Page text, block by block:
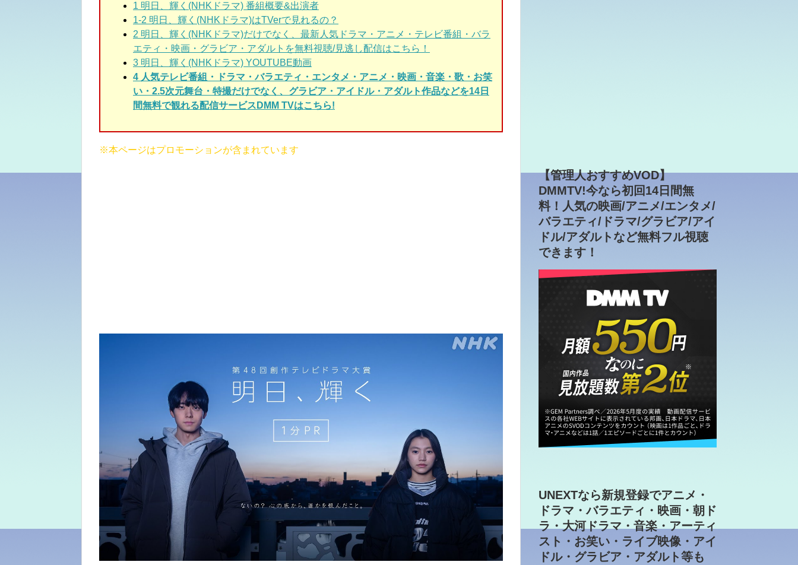
1 明日、輝く(NHKドラマ) 番組概要&出演者
1-2 明日、輝く(NHKドラマ)はTVerで見れるの？
2 明日、輝く(NHKドラマ)だけでなく、最新人気ドラマ・アニメ・テレビ番組・バラ
エティ・映画・グラビア・アダルトを無料視聴/見逃し配信はこちら！
3 明日、輝く(NHKドラマ) YOUTUBE動画
4 人気テレビ番組・
ドラマ・バラエティ・エンタメ・アニメ・映画・音楽・歌・お笑
い・2.5次元舞台・特撮だけでなく、グラビア・アイドル・アダルト作品などを14日
間無料で観れる配信サービスDMM TVはこちら!
※本ページはプロモーションが含まれています
【管理人おすすめVOD】
DMMTV!今なら初回14日間無
料！人気の映画/アニメ/エンタメ/
バラエティ/ドラマ/グラビア/アイ
ドル/アダルトなど無料フル視聴
できます！
UNEXTなら新規登録でアニメ・
ドラマ・バラエティ・映画・朝ド
ラ・大河ドラマ・音楽・アーティ
スト・お笑い・ライブ映像・アイ
ドル・グラビア・アダルト等も